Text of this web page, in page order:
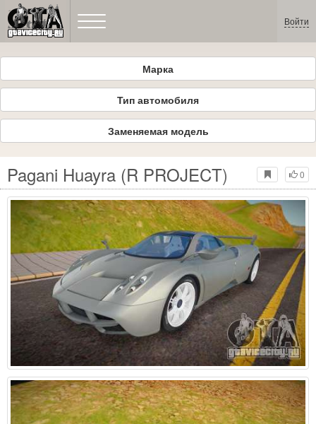
Войти
Марка
Тип автомобиля
Заменяемая модель
0
Pagani Huayra (R PROJECT)